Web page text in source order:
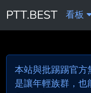
PTT.BEST 看板
本站與批踢踢官
是讓年輕族群，